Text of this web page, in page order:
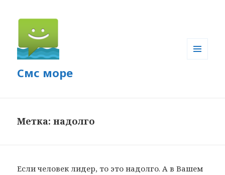
Смс море
Метка: надолго
Если человек лидер, то это надолго. А в Вашем